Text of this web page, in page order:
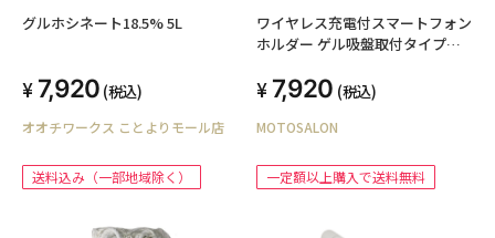
グルホシネート18.5% 5L
7,920 (税込)
オオチワークス ことよりモール店
送料込み（一部地域除く）
ワイヤレス充電付スマートフォン
ホルダー ゲル吸盤取付タイプ
WIRELESS ORBIT MAG
7,920 (税込)
MOTOSALON
一定額以上購入で送料無料